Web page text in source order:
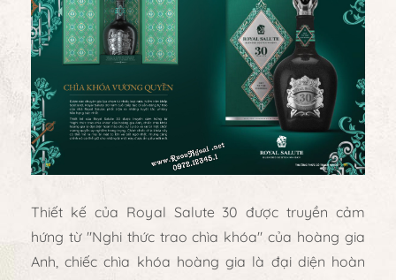
Thiết kế của Royal Salute 30 được truyền cảm
hứng từ "Nghi thức trao chìa khóa" của hoàng gia
Anh, chiếc chìa khóa hoàng gia là đại diện hoàn